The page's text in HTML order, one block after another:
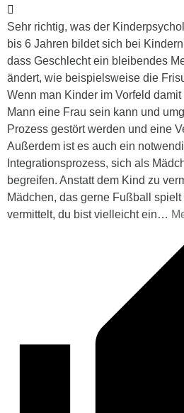
Sehr richtig, was der
bis 6 Jahren bildet sich bei
dass Geschlecht ein bleibendes
ändert, wie beispielsweise die
Wenn man Kinder im Vorfeld
Mann eine Frau sein kann und
Prozess gestört werden und eine
Außerdem ist es auch ein
Integrationsprozess, sich als
begreifen. Anstatt dem Kind zu
Mädchen, das gerne Fußball
vermittelt, du bist vielleicht ein…